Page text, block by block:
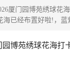
门园博苑绣球花海
海已经布置好啦!，
博苑绣球花海打